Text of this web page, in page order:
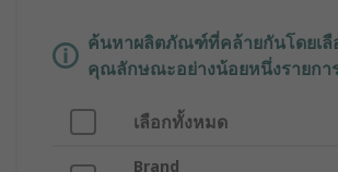
ค้นหาผลิตภัณฑ์ที่คล้ายกันโดยเลื
คุณลักษณะอย่างน้อยหนึ่งรายกา
เลือกทั้งหมด
Brand